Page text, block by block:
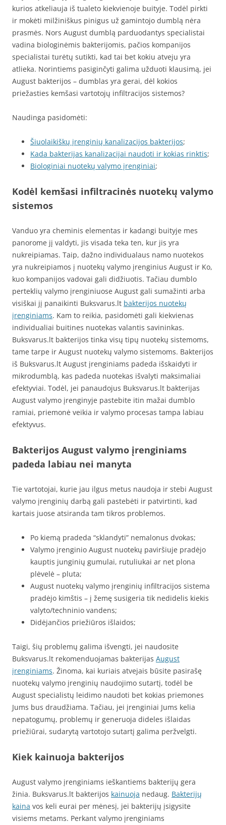
kurios atkeliauja iš tualeto kiekvienoje buityje. Todėl pirkti
ir mokėti milžiniškus pinigus už gamintojo dumblą nėra
prasmės. Nors August dumblą parduodantys specialistai
vadina biologinėmis bakterijomis, pačios kompanijos
specialistai turėtų sutikti, kad tai bet kokiu atveju yra
atlieka. Norintiems pasiginčyti galima užduoti klausimą, jei
August bakterijos – dumblas yra gerai, dėl kokios
priežasties kemšasi vartotojų infiltracijos sistemos?
Naudinga pasidomėti:
Šiuolaikiškų įrenginių kanalizacijos bakterijos;
Kada bakterijas kanalizacijai naudoti ir kokias rinktis;
Biologiniai nuotekų valymo įrenginiai;
Kodėl kemšasi infiltracinės nuotekų valymo
sistemos
Vanduo yra cheminis elementas ir kadangi buityje mes
panorome jį valdyti, jis visada teka ten, kur jis yra
nukreipiamas. Taip, dažno individualaus namo nuotekos
yra nukreipiamos į nuotekų valymo įrenginius August ir Ko,
kuo kompanijos vadovai gali didžiuotis. Tačiau dumblo
perteklių valymo įrenginiuose August gali sumažinti arba
visiškai jį panaikinti Buksvarus.lt bakterijos nuotekų
įrenginiams. Kam to reikia, pasidomėti gali kiekvienas
individualiai buitines nuotekas valantis savininkas.
Buksvarus.lt bakterijos tinka visų tipų nuotekų sistemoms,
tame tarpe ir August nuotekų valymo sistemoms. Bakterijos
iš Buksvarus.lt August įrenginiams padeda išskaidyti ir
mikrodumblą, kas padeda nuotekas išvalyti maksimaliai
efektyviai. Todėl, jei panaudojus Buksvarus.lt bakterijas
August valymo įrenginyje pastebite itin mažai dumblo
ramiai, priemonė veikia ir valymo procesas tampa labiau
efektyvus.
Bakterijos August valymo įrenginiams
padeda labiau nei manyta
Tie vartotojai, kurie jau ilgus metus naudoja ir stebi August
valymo įrenginių darbą gali pastebėti ir patvirtinti, kad
kartais juose atsiranda tam tikros problemos.
Po kiemą pradeda “sklandyti” nemalonus dvokas;
Valymo įrenginio August nuotekų paviršiuje pradėjo
kauptis junginių gumulai, rutuliukai ar net plona
plėvelė – pluta;
August nuotekų valymo įrenginių infiltracijos sistema
pradėjo kimštis – į žemę susigeria tik nedidelis kiekis
valyto/techninio vandens;
Didėjančios priežiūros išlaidos;
Taigi, šių problemų galima išvengti, jei naudosite
Buksvarus.lt rekomenduojamas bakterijas August
įrenginiams. Žinoma, kai kuriais atvejais būsite pasirašę
nuotekų valymo įrenginių naudojimo sutartį, todėl be
August specialistų leidimo naudoti bet kokias priemones
Jums bus draudžiama. Tačiau, jei įrenginiai Jums kelia
nepatogumų, problemų ir generuoja dideles išlaidas
priežiūrai, sudarytą vartotojo sutartį galima peržvelgti.
Kiek kainuoja bakterijos
August valymo įrenginiams ieškantiems bakterijų gera
žinia. Buksvarus.lt bakterijos kainuoja nedaug. Bakterijų
kaina vos keli eurai per mėnesį, jei bakterijų įsigysite
visiems metams. Perkant valymo įrenginiams